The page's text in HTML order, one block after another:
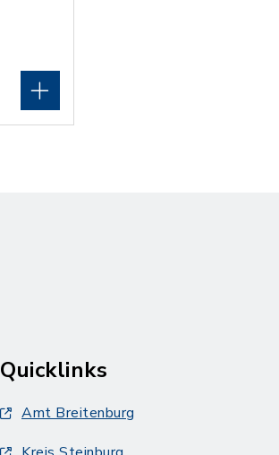
Quicklinks
Amt Breitenburg